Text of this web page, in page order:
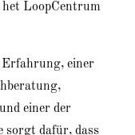
het LoopCentrum
Erfahrung, einer
einer der
sorgt dafür, dass